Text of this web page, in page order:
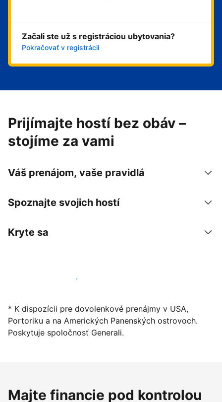
Začali ste už s registráciou ubytovania?
Pokračovať v registrácii
Prijímajte hostí bez obáv –
stojíme za vami
Váš prenájom, vaše pravidlá
Spoznajte svojich hostí
Kryte sa
Začať ponúkať svoje ubytovanie
* K dispozícii pre dovolenkové prenájmy v USA,
Portoriku a na Amerických Panenských ostrovoch.
Poskytuje spoločnosť Generali.
Majte financie pod kontrolou